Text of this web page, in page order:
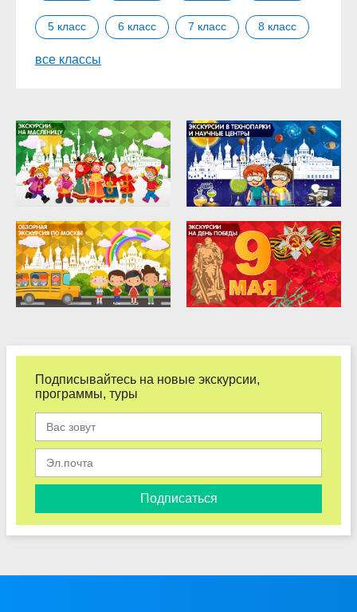
5 класс 6 класс 7 класс 8 класс
9 класс
все классы
Подписывайтесь на новые экскурсии,
программы, туры
Подписаться